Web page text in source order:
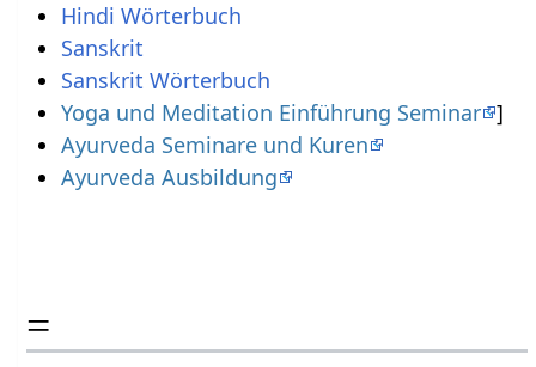
Hindi Wörterbuch
Sanskrit
Sanskrit Wörterbuch
Yoga und Meditation Einführung Seminar ]
Ayurveda Seminare und Kuren
Ayurveda Ausbildung
=